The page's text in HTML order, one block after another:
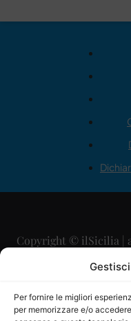
Per fornire le migliori
per memorizzare e/o
Copyright © ilSicilia |